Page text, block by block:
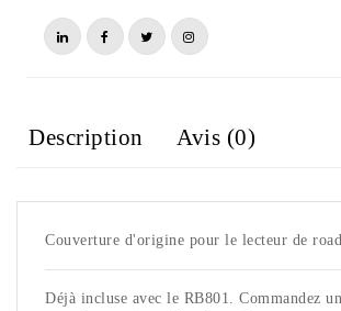
Description Avis (0)
Couverture d'origine pour le lecteur de
Déjà incluse avec le RB801. Commandez